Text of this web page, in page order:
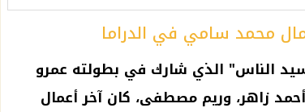
محمد سامي في الدراما
الناس" الذي شارك في بطولته عمرو
زاهر، وريم مصطفى، كان آخر أعمال